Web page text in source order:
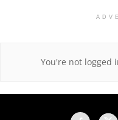
You're not logged